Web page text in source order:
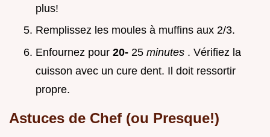
plus!
Remplissez les moules à muffins aux 2/3.
Enfournez pour 20- 25 minutes . Vérifiez la
cuisson avec un cure dent. Il doit ressortir
propre.
Astuces de Chef (ou Presque!)